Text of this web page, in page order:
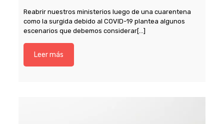
Reabrir nuestros ministerios luego de una cuarentena
como la surgida debido al COVID-19 plantea algunos
escenarios que debemos considerar[…]
Leer más